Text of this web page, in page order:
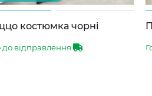
костюмка чорні
до відправлення